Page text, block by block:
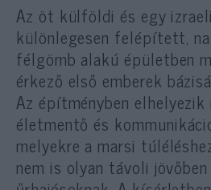
Az öt külföldi és egy
különlegesen felépített,
félgömb alakú épületben
érkező első emberek
Az építményben
életmentő és
melyekre a marsi
nem is olyan távoli